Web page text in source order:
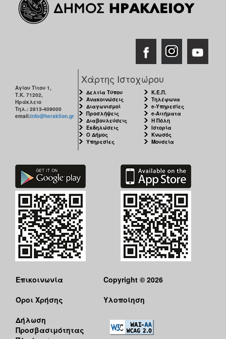
Αγίου Τίτου 1,
Τ.Κ. 71202,
Ηράκλειο
Τηλ.: 2813-409000
email:info@heraklion.gr
Χάρτης Ιστοχώρου
Δελτία Τύπου
Ανακοινώσεις
Διαγωνισμοί
Προσλήψεις
Διαβουλεύσεις
Εκδηλώσεις
Ο Δήμος
Υπηρεσίες
Κ.Ε.Π.
Τηλέφωνα
e-Υπηρεσίες
e-Αιτήματα
Η Πόλη
Ιστορία
Κνωσός
Μουσεία
Επικοινωνία
Όροι Χρήσης
Δήλωση
Προσβασιμότητας
Copyright © 2026
Υλοποίηση